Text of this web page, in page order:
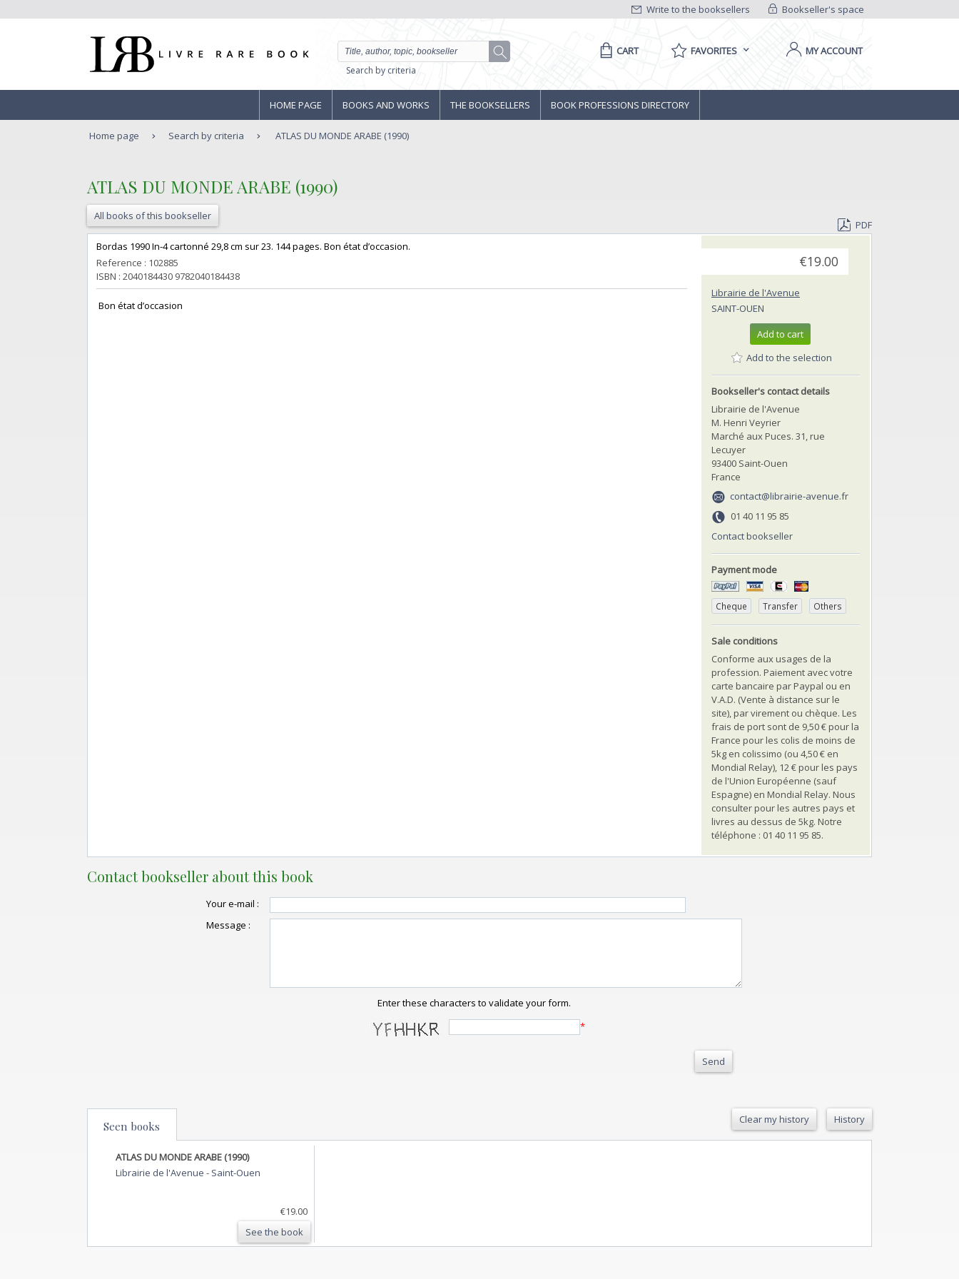
Bookseller's space
Write to the booksellers
Search by criteria
CART FAVORITES MY ACCOUNT
HOME PAGE BOOKS AND WORKS THE BOOKSELLERS BOOK PROFESSIONS DIRECTORY
Home page Search by criteria ATLAS DU MONDE ARABE (1990)
‎ATLAS DU MONDE ARABE (1990)‎
All books of this bookseller
PDF
‎Bordas 1990 In-4 cartonné 29,8 cm sur 23. 144 pages. Bon état d’occasion.‎
Reference : 102885
ISBN : 2040184430 9782040184438
‎ Bon état d’occasion ‎
€19.00
Librairie de l'Avenue
SAINT-OUEN
Add to cart
Add to the selection
Bookseller's contact details
Librairie de l'Avenue
M. Henri Veyrier
Marché aux Puces. 31, rue
Lecuyer
93400 Saint-Ouen
France
contact@librairie-avenue.fr
01 40 11 95 85
Contact bookseller
Payment mode
Cheque Transfer Others
Sale conditions
Conforme aux usages de la
profession. Paiement avec votre
carte bancaire par Paypal ou en
V.A.D. (Vente à distance sur le
site), par virement ou chèque. Les
frais de port sont de 9,50 € pour la
France pour les colis de moins de
5kg en colissimo (ou 4,50 € en
Mondial Relay), 12 € pour les pays
de l'Union Européenne (sauf
Espagne) en Mondial Relay. Nous
consulter pour les autres pays et
livres au dessus de 5kg. Notre
téléphone : 01 40 11 95 85.
Contact bookseller about this book
Your e-mail :
Message :
Enter these characters to validate your form.
*
Send
Seen books Clear my history History
ATLAS DU MONDE ARABE (1990)
Librairie de l'Avenue - Saint-Ouen
€19.00
See the book